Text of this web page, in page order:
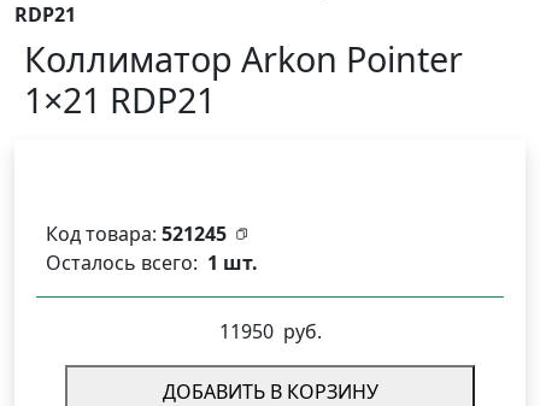
RDP21
Коллиматор Arkon Pointer
1×21 RDP21
Код товара: 521245
Осталось всего: 1 шт.
11950 руб.
ДОБАВИТЬ В КОРЗИНУ